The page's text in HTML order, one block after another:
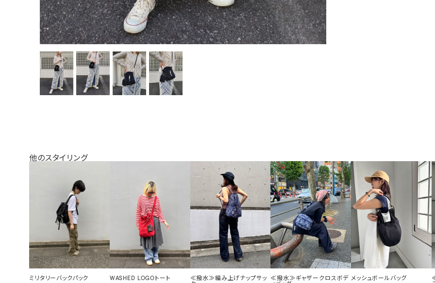
他のスタイリング
ミリタリーバックパック WASHED LOGOトート
≪撥水≫編み上げナップサッ
≪撥水≫ギャザークロスボデ メッシュボールバッグ